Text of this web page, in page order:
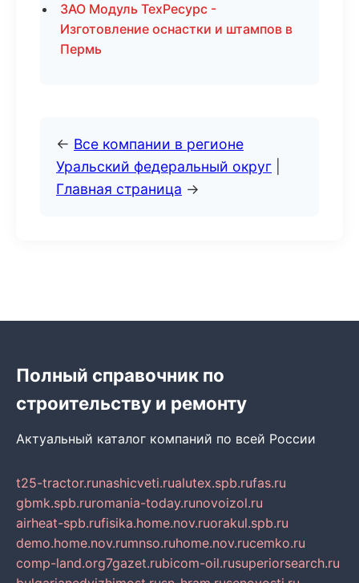
ЗАО Модуль ТехРесурс -
Изготовление оснастки и штампов в
Пермь
← Все компании в регионе
Уральский федеральный округ
Главная страница →
Полный справочник по
строительству и ремонту
Актуальный каталог компаний по всей России
t25-tractor.runashicveti.rualutex.spb.rufas.ru
gbmk.spb.ruromania-today.runovoizol.ru
airheat-spb.rufisika.home.nov.ruorakul.spb.ru
demo.home.nov.rumnso.ruhome.nov.rucemko.ru
comp-land.org7gazet.rubicom-oil.rusuperiorsearch.ru